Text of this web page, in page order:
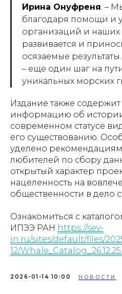
Ирина Онуфреня . –
благодаря помощи и
организаций и наших
развивается и
осязаемые
– еще один шаг на
уникальных морских
Издание также
информацию об истории
современном статусе
его существованию.
уделено
любителей по сбору
открытый характер
нацеленность на
общественности в дело
Ознакомиться с
ИПЭЭ РАН https://sev-
in.ru/sites/default/files/
12/
2026-01-14 10:00 НОВОСТИ